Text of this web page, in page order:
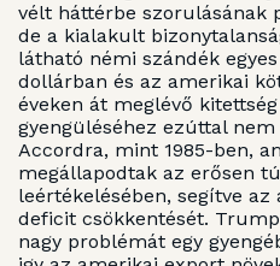
vélt háttérbe szorulásának
de a kialakult
látható némi szándék
dollárban és az amerikai
éveken át meglévő
gyengüléséhez ezúttal
Accordra, mint 1985-ben,
megállapodtak az erősen
leértékelésében, segítve
deficit csökkentését.
nagy problémát egy